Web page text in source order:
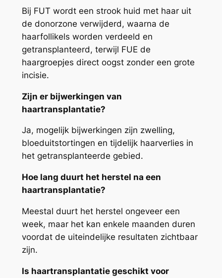
Bij FUT wordt een strook huid met haar uit
de donorzone verwijderd, waarna de
haarfollikels worden verdeeld en
getransplanteerd, terwijl FUE de
haargroepjes direct oogst zonder een grote
incisie.
Zijn er bijwerkingen van
haartransplantatie?
Ja, mogelijk bijwerkingen zijn zwelling,
bloeduitstortingen en tijdelijk haarverlies in
het getransplanteerde gebied.
Hoe lang duurt het herstel na een
haartransplantatie?
Meestal duurt het herstel ongeveer een
week, maar het kan enkele maanden duren
voordat de uiteindelijke resultaten zichtbaar
zijn.
Is haartransplantatie geschikt voor